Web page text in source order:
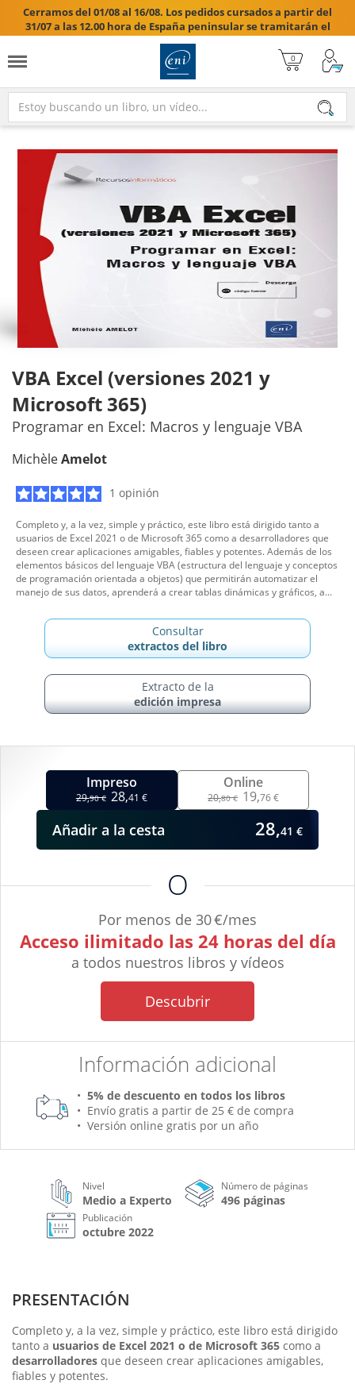
Cerramos del 01/08 al 16/08. Los pedidos cursados a partir del
31/07 a las 12.00 hora de España peninsular se tramitarán el
17/08/2026.

VBA Excel (versiones 2021 y
Microsoft 365)
Programar en Excel: Macros y lenguaje VBA
MichèleAmelot
1 opinión
Impreso
29,90 € 28,41 €
O
Por menos de 30 €/mes
Acceso ilimitado las 24 horas del día
a todos nuestros libros y vídeos
Descubrir
Información adicional
5% de descuento en todos los libros
Envío gratis a partir de 25 € de compra
Versión online gratis por un año
Online
20,80 € 19,76 €
Añadir a la cesta 28,41 €
Completo y, a la vez, simple y práctico, este libro está dirigido tanto a
usuarios de Excel 2021 o de Microsoft 365 como a desarrolladores que
deseen crear aplicaciones amigables, fiables y potentes. Además de los
elementos básicos del lenguaje VBA (estructura del lenguaje y conceptos
de programación orientada a objetos) que permitirán automatizar el
manejo de sus datos, aprenderá a crear tablas dinámicas y gráficos, a...
Consultar
extractos del libro
Extracto de la
edición impresa
Nivel
Medio a Experto
Número de páginas
496 páginas
Publicación
octubre 2022
PRESENTACIÓN
Completo y, a la vez, simple y práctico, este libro está dirigido
tanto a usuarios de Excel 2021 o de Microsoft 365 como a
desarrolladores que deseen crear aplicaciones amigables,
fiables y potentes.